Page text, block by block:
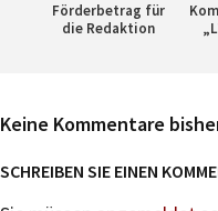
Förderbetrag für
die Redaktion
Keine Kommentare
SCHREIBEN SIE EINEN